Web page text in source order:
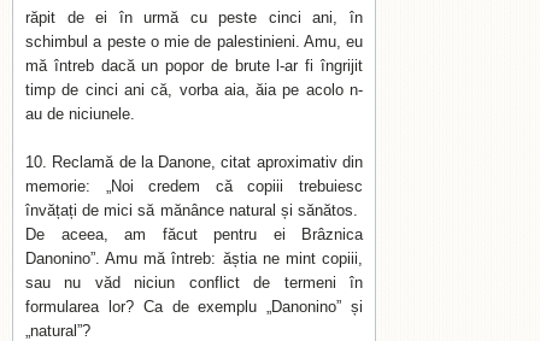
răpit de ei în urmă cu peste cinci ani, în
schimbul a peste o mie de palestinieni. Amu, eu
mă întreb dacă un popor de brute l-ar fi îngrijit
timp de cinci ani că, vorba aia, ăia pe acolo n-
au de niciunele.
Reclamă de la Danone, citat aproximativ din
memorie: „Noi credem că copiii trebuiesc
învățați de mici să mănânce natural și sănătos.
De aceea, am făcut pentru ei Brâznica
Danonino”. Amu mă întreb: ăștia ne mint copiii,
sau nu văd niciun conflict de termeni în
formularea lor? Ca de exemplu „Danonino” și
„natural”?